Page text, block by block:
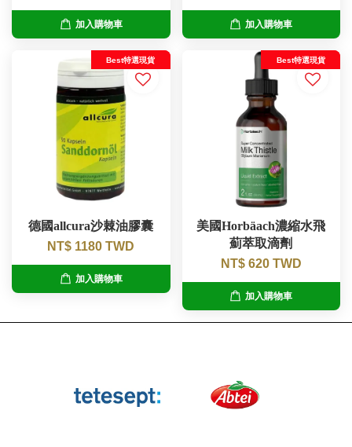
加入購物車 加入購物車
Best特選現貨
德國allcura沙棘油膠囊
NT$ 1180 TWD
加入購物車
Best特選現貨
美國Horbäach濃縮水飛
薊萃取滴劑
NT$ 620 TWD
加入購物車